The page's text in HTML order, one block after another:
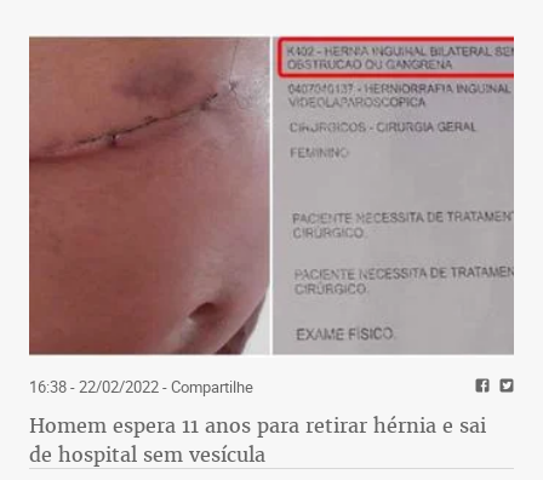
16:38 - 22/02/2022- Compartilhe
Homem espera 11 anos para retirar hérnia e sai
de hospital sem vesícula